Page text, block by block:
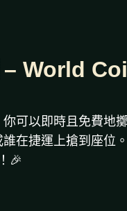
World
可以即時且免費地
在捷運上搶到座位
🎉